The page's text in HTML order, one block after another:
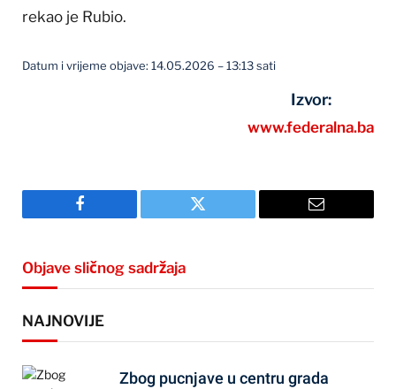
rekao je Rubio.
Datum i vrijeme objave: 14.05.2026 – 13:13 sati
Izvor:
www.federalna.ba
Facebook Twitter Email
Objave sličnog sadržaja
NAJNOVIJE
Zbog pucnjave u centru grada